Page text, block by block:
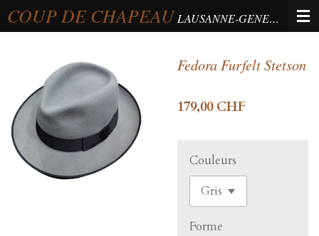
Passer
au
principal
COUP DE CHAPEAU LAUSANNE-GENEVA-BERNE
Fedora Furfelt Stetson
179,00 CHF
Couleurs
Forme